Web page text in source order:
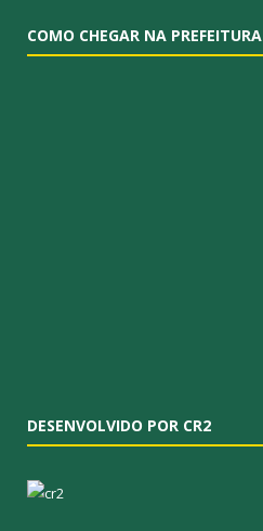
COMO CHEGAR NA PREFEITURA
DESENVOLVIDO POR CR2